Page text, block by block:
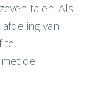
talen. Als
van
te
de